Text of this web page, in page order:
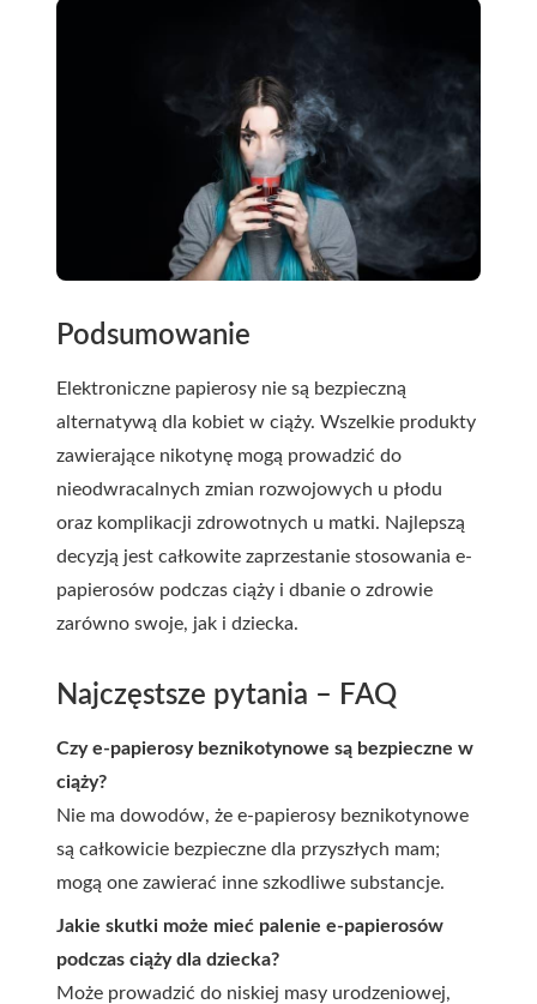
Podsumowanie
Elektroniczne papierosy nie są bezpieczną
alternatywą dla kobiet w ciąży. Wszelkie produkty
zawierające nikotynę mogą prowadzić do
nieodwracalnych zmian rozwojowych u płodu
oraz komplikacji zdrowotnych u matki. Najlepszą
decyzją jest całkowite zaprzestanie stosowania e-
papierosów podczas ciąży i dbanie o zdrowie
zarówno swoje, jak i dziecka.
Najczęstsze pytania – FAQ
Czy e-papierosy beznikotynowe są bezpieczne w
ciąży?
Nie ma dowodów, że e-papierosy beznikotynowe
są całkowicie bezpieczne dla przyszłych mam;
mogą one zawierać inne szkodliwe substancje.
Jakie skutki może mieć palenie e-papierosów
podczas ciąży dla dziecka?
Może prowadzić do niskiej masy urodzeniowej,